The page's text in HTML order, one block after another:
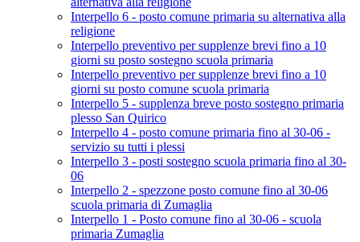
Interpello 6 - posto comune primaria su alternativa alla
religione
Interpello preventivo per supplenze brevi fino a 10
giorni su posto sostegno scuola primaria
Interpello preventivo per supplenze brevi fino a 10
giorni su posto comune scuola primaria
Interpello 5 - supplenza breve posto sostegno primaria
plesso San Quirico
Interpello 4 - posto comune primaria fino al 30-06 -
servizio su tutti i plessi
Interpello 3 - posti sostegno scuola primaria fino al 30-
06
Interpello 2 - spezzone posto comune fino al 30-06
scuola primaria di Zumaglia
Interpello 1 - Posto comune fino al 30-06 - scuola
primaria Zumaglia